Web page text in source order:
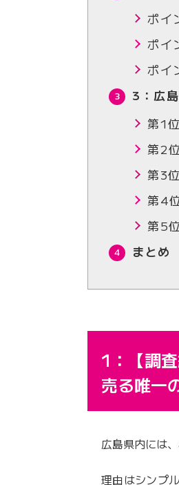
ポイ
ポイ
ポイ
3：広
第1
第2
第3
第4
第5
まとめ
1：【調
売る唯一
広島県内には
理由はシンプ